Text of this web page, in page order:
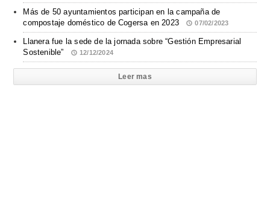
Más de 50 ayuntamientos participan en la campaña de
compostaje doméstico de Cogersa en 2023
07/02/2023
Llanera fue la sede de la jornada sobre “Gestión Empresarial
Sostenible”
12/12/2024
Leer mas